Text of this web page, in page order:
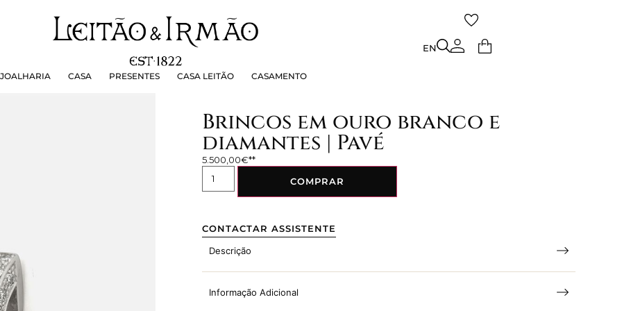
JOALHARIA CASA PRESENTES CASA LEITÃO CASAMENTO
EN
PRESENTES CASA LEITÃO
Brincos em ouro branco e
diamantes | Pavé
5.500,00€
COMPRAR
CONTACTAR ASSISTENTE
Descrição
Informação Adicional